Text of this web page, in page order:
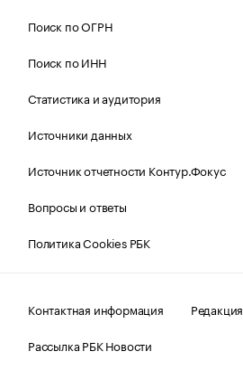
Поиск по ОГРН
Поиск по ИНН
Статистика и аудитория
Источники данных
Источник отчетности Контур.Фокус
Вопросы и ответы
Политика Cookies РБК
Контактная информация
Редакция
Рассылка РБК Новости